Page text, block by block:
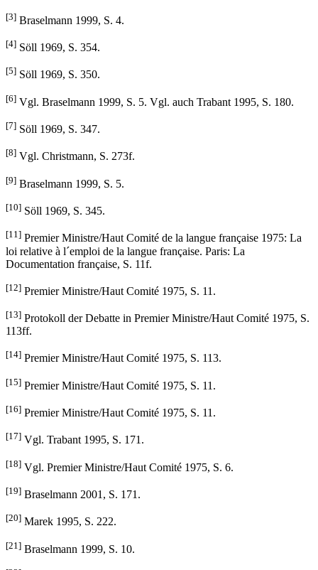
[3] Braselmann 1999, S. 4.
[4] Söll 1969, S. 354.
[5] Söll 1969, S. 350.
[6] Vgl. Braselmann 1999, S. 5. Vgl. auch Trabant 1995, S. 180.
[7] Söll 1969, S. 347.
[8] Vgl. Christmann, S. 273f.
[9] Braselmann 1999, S. 5.
[10] Söll 1969, S. 345.
[11] Premier Ministre/Haut Comité de la langue française 1975: La
loi relative à l´emploi de la langue française. Paris: La
Documentation française, S. 11f.
[12] Premier Ministre/Haut Comité 1975, S. 11.
[13] Protokoll der Debatte in Premier Ministre/Haut Comité 1975, S.
113ff.
[14] Premier Ministre/Haut Comité 1975, S. 113.
[15] Premier Ministre/Haut Comité 1975, S. 11.
[16] Premier Ministre/Haut Comité 1975, S. 11.
[17] Vgl. Trabant 1995, S. 171.
[18] Vgl. Premier Ministre/Haut Comité 1975, S. 6.
[19] Braselmann 2001, S. 171.
[20] Marek 1995, S. 222.
[21] Braselmann 1999, S. 10.